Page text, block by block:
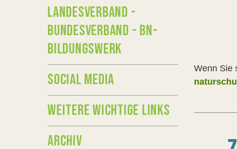
Wenn Sie
LANDESVERBAND -
BUNDESVERBAND - BN-
BILDUNGSWERK
SOCIAL MEDIA
WEITERE WICHTIGE LINKS
ARCHIV